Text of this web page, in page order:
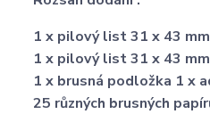
1 x pilový list 31 x 43
1 x pilový list 31 x 43
1 x brusná podložka 1 x
25 různých brusných